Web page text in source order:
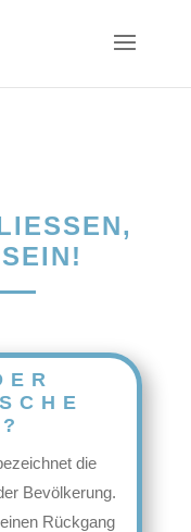
T
die
Bevölkerung.
Rückgang